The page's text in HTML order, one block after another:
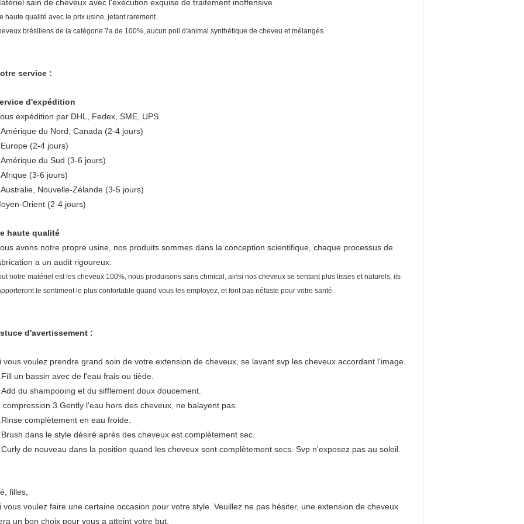
sain de cheveux avec l'exécution exquise de traitement inoffensive
haute qualité avec le prix usine, jetant rarement.
brésiliens de la catégorie 7a de 100%, aucun poil d'animal synthétique de cheveu et mélangés.
service :
d'expédition
expédition par DHL, Fedex, SME, UPS.
du Nord, Canada (2-4 jours)
(2-4 jours)
du Sud (3-6 jours)
(3-6 jours)
Nouvelle-Zélande (3-5 jours)
Orient (2-4 jours)
haute qualité
avons notre propre usine, nos produits sommes dans la conception scientifique, chaque processus de
a un audit rigoureux.
notre matériel est les cheveux 100%, nous produisons sans chmical, ainsi nos cheveux se sentant plus lisses et naturels, ils
le sentiment le plus confortable quand vous les employez, et font pas néfaste pour votre santé.
d'avertissement :
vous voulez prendre grand soin de votre extension de cheveux, se lavant svp les cheveux accordant l'image.
un bassin avec de l'eau frais ou tiède.
du shampooing et du sifflement doux doucement.
compression 3.Gently l'eau hors des cheveux, ne balayent pas.
complètement en eau froide.
dans le style désiré après des cheveux est complètement sec.
de nouveau dans la position quand les cheveux sont complètement secs. Svp n'exposez pas au soleil.
filles,
vous voulez faire une certaine occasion pour votre style. Veuillez ne pas hésiter, une extension de cheveux
un bon choix pour vous a atteint votre but.